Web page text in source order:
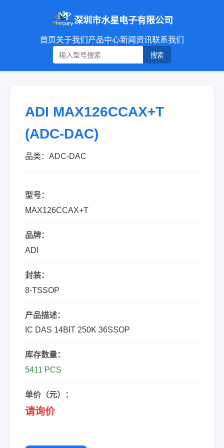
深圳市水星电子有限公司
首页关于我们 产品中心新闻资讯联系我们
搜索
ADI MAX126CCAX+T
(ADC-DAC)
品类：ADC-DAC
型号：
MAX126CCAX+T
品牌：
ADI
封装：
8-TSSOP
产品描述：
IC DAS 14BIT 250K 36SSOP
库存数量：
5411 PCS
单价（元）：
请询价